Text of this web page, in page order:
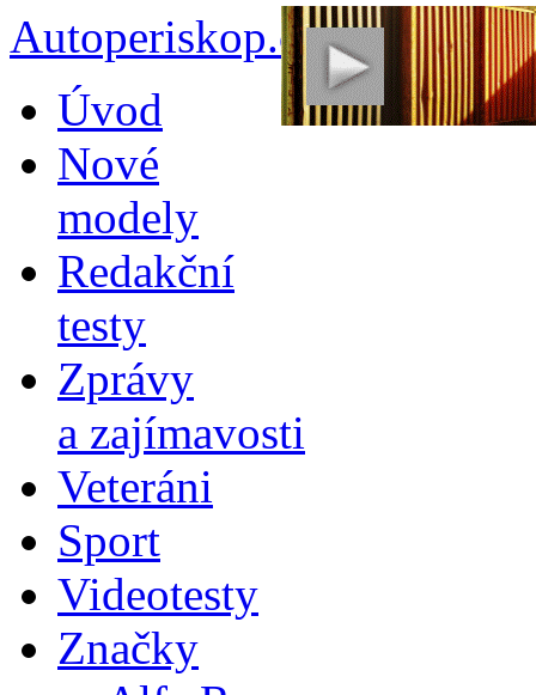
Autoperiskop.cz –
obsahu
webu
Úvod
Nové
modely
Redakční
testy
Zprávy
a zajímavosti
Veteráni
Sport
Videotesty
Značky